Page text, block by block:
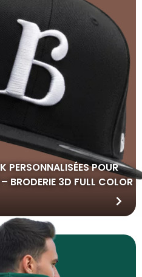
PERSONNALISÉES POUR
BRODERIE 3D FULL COLOR